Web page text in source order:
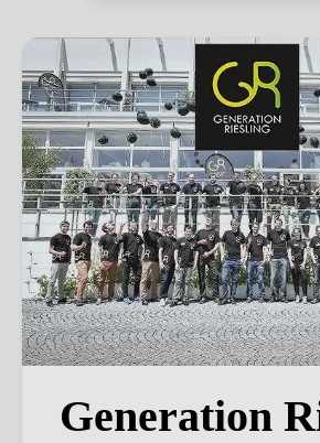
Generation Riesling
Generation